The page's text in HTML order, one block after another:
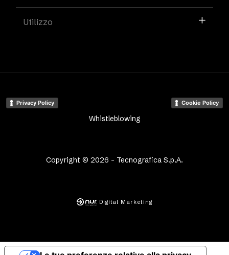
Utilizzo
Copyright © 2026 - Tecnografica S.p.A.
Privacy Policy Cookie Policy
Whistleblowing
Digital Marketing